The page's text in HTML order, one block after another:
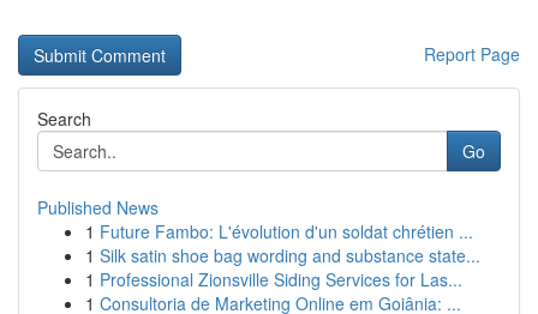
Report Page
Search
Go
Published News
1 Future Fambo: L'évolution d'un soldat chrétien ...
1 Silk satin shoe bag wording and substance state...
1 Professional Zionsville Siding Services for Las...
1 Consultoria de Marketing Online em Goiânia: ...